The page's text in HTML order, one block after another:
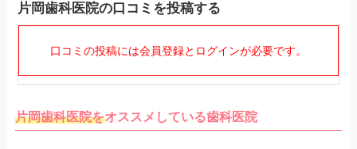
片岡歯科医院の口コミを投稿する
口コミの投稿には会員登録とログインが必要です。
片岡歯科医院をオススメしている歯科医院